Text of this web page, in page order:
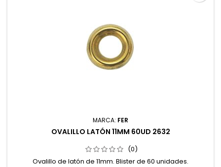
MARCA: FER
OVALILLO LATÓN 11MM 60UD 2632
(0)
Ovalillo de latón de 11mm. Blister de 60 unidades.